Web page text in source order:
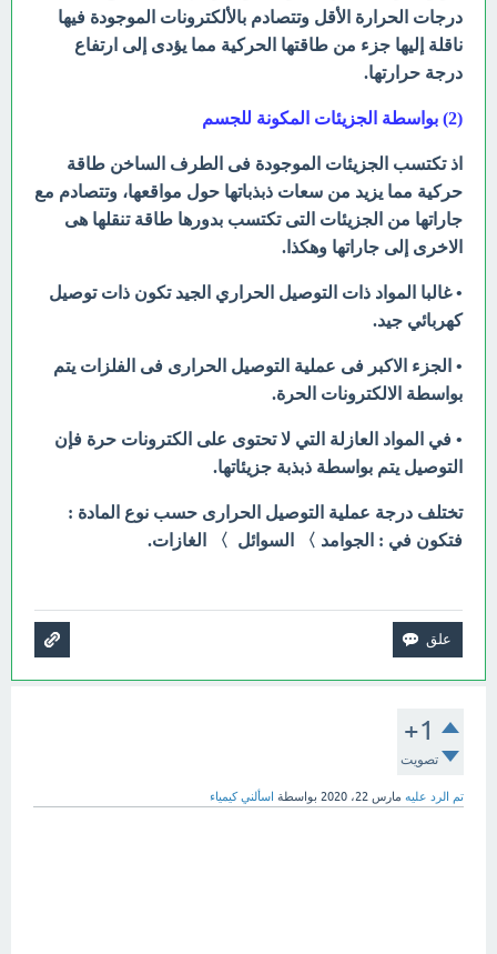
درجات الحرارة الأقل وتتصادم بالألكترونات الموجودة فيها
ناقلة إليها جزء من طاقتها الحركية مما يؤدى إلى ارتفاع
درجة حرارتها.
(2) بواسطة الجزيئات المكونة للجسم
اذ تكتسب الجزيئات الموجودة فى الطرف الساخن طاقة
حركية مما يزيد من سعات ذبذباتها حول مواقعها، وتتصادم مع
جاراتها من الجزيئات التى تكتسب بدورها طاقة تنقلها هى
الاخرى إلى جاراتها وهكذا.
• غالبا المواد ذات التوصيل الحراري الجيد تكون ذات توصيل
كهربائي جيد.
• الجزء الاكبر فى عملية التوصيل الحرارى فى الفلزات يتم
بواسطة الالكترونات الحرة.
• في المواد العازلة التي لا تحتوى على الكترونات حرة فإن
التوصيل يتم بواسطة ذبذبة جزيئاتها.
تختلف درجة عملية التوصيل الحرارى حسب نوع المادة :
فتكون في : الجوامد 〉 السوائل 〉 الغازات.
+1
تصويت
تم الرد عليه مارس 22، 2020 بواسطة اسألني كيمياء